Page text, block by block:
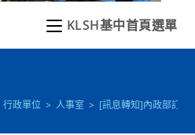
KLSH基中首頁選單
行政單位 > 人事室 > [訊息轉知]內政部訂